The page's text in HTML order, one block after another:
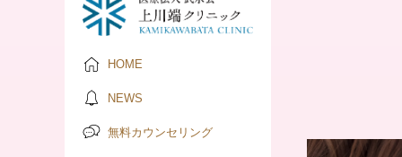
HOME
NEWS
無料カウンセリング